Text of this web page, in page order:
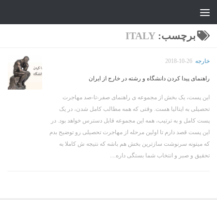
برچسب: ITALY
خارجه 2018-10-26
راهنمای پیدا کردن دانشگاه و رشته در خارج از ایران
این پست، یک بخش از مجموعه ی راهنمای صفر-تا-صد مهاجرت
تحصیلی به ایتالیا هست. وقتی که همه مطالب کامل شدن، در یک
پست کامل و به ترتیب، همه این مجموعه قابل دسترس خواهد بود. در
این پست قصد دارم تا اولین مرحله از مهاجرت تحصیلی رو توضیح بدم
که میتونه سرنوشت سازترین بخش هم باشه که نتیجه ش کاملا به
تحقیق و صبر و انتخاب شما بستگی داره....